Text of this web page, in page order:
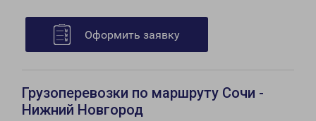
Оформить заявку
Грузоперевозки по маршруту Сочи -
Нижний Новгород